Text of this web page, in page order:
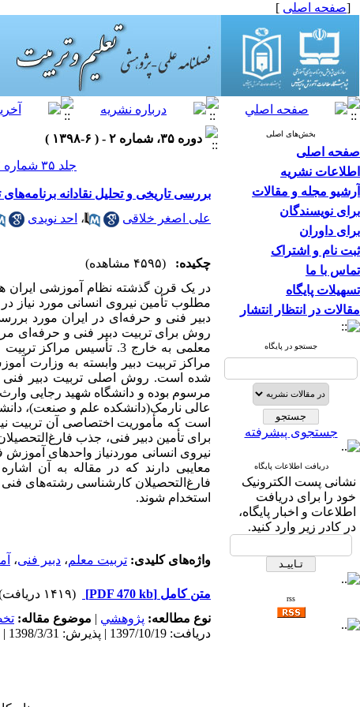
[صفحه اصلی ]
بخش‌های اصلی
صفحه اصلی
اطلاعات نشریه
آرشیو مجله و مقالات
برای نویسندگان
برای داوران
ثبت نام و اشتراک
تماس با ما
تسهیلات پایگاه
مقالات در انتظار انتشار
جستجو در پایگاه
جستجوی پیشرفته
دریافت اطلاعات پایگاه
نشانی پست الکترونیک
خود را برای دریافت
اطلاعات و اخبار پایگاه،
در کادر زیر وارد کنید.
rss
دوره ۳۵، شماره ۲ - ( ۶-۱۳۹۸ )
جلد ۳۵ شماره ۲ صفحات ۱۲۸-۱۰۷
بررسی تاریخی و تحلیل نقادانه
علی اصغر خلاقی
، احد نویدی
چکیده:
(۴۵۹۵ مشاهده)
در یک قرن گذشته نظام آموزشی ایران
مطلوب تأمین نیروی انسانی مورد نیاز
دبیر فنی و حرفه‌ای در ایران مورد
معلمی به خارج 3. تأسیس
مراکز تربیت دبیر وابسته به وزارت
شده است. روش اصلی تربیت دبیر فنی
مرسوم بوده و دانشگاه شهید رجایی
عالی نارمک(دانشکده علم و صنعت)،
است که مأموریت اختصاصی آن تربیت
برای تأمین دبیر فنی، جذب
نیروی انسانی موردنیاز واحدهای
معایبی دارند که در مقاله به آن
فارغ‌التحصیلان کارشناسی رشته‌های
استخدام شوند.
واژه‌های کلیدی: تربیت معلم، دبیر فنی،
متن کامل [PDF 470 kb]
(۱۴۱۹ دریافت)
نوع مطالعه: پژوهشي | موضوع مقاله:
دریافت: 1397/10/19 | پذیرش: 1398/3/31 | انتشار: 1398/6/27